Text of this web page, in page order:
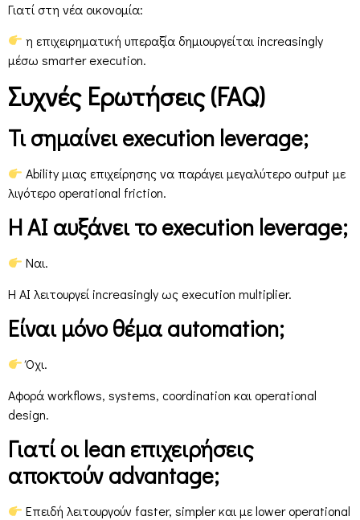
Γιατί στη νέα οικονομία:
η επιχειρηματική υπεραξία δημιουργείται increasingly
μέσω smarter execution.
Συχνές Ερωτήσεις (FAQ)
Τι σημαίνει execution leverage;
Ability μιας επιχείρησης να παράγει μεγαλύτερο output με
λιγότερο operational friction.
Η AI αυξάνει το execution leverage;
Ναι.
Η AI λειτουργεί increasingly ως execution multiplier.
Είναι μόνο θέμα automation;
Όχι.
Αφορά workflows, systems, coordination και operational
design.
Γιατί οι lean επιχειρήσεις
αποκτούν advantage;
Επειδή λειτουργούν faster, simpler και με lower operational